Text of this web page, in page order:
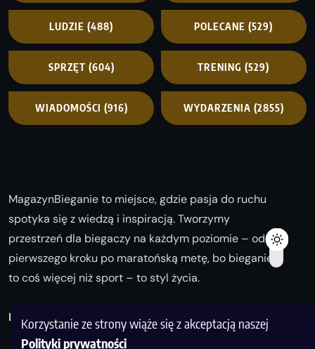
Korzystanie ze strony wiąże się z akceptacją naszej
Polityki prywatności
LUDZIE (488) POLECANE (529)
SPRZĘT (604) TRENING (529)
WIADOMOŚCI (916) WYDARZENIA (2855)
MagazynBieganie to miejsce, gdzie pasja do ruchu
spotyka się z wiedzą i inspiracją. Tworzymy
przestrzeń dla biegaczy na każdym poziomie – od
pierwszego kroku po maratońską metę, bo bieganie
to coś więcej niż sport – to styl życia.
Biegaj z nami i odkrywaj swoją najlepszą wersję!